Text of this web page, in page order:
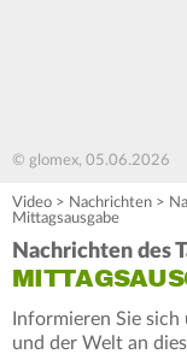
© glomex, 05.06.2026
Video > Nachrichten >
Mittagsausgabe
Nachrichten des
Informieren Sie
und der Welt an